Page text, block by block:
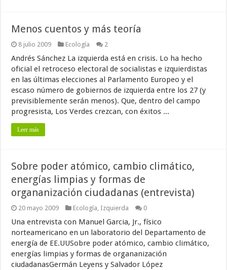
Menos cuentos y más teoría
8 julio 2009 Ecología 2
Andrés Sánchez La izquierda está en crisis. Lo ha hecho
oficial el retroceso electoral de socialistas e izquierdistas
en las últimas elecciones al Parlamento Europeo y el
escaso número de gobiernos de izquierda entre los 27 (y
previsiblemente serán menos). Que, dentro del campo
progresista, Los Verdes crezcan, con éxitos ...
Leer más
Sobre poder atómico, cambio climático,
energías limpias y formas de
organanización ciudadanas (entrevista)
20 mayo 2009 Ecología, Izquierda 0
Una entrevista con Manuel Garcia, Jr., físico
norteamericano en un laboratorio del Departamento de
energía de EE.UUSobre poder atómico, cambio climático,
energías limpias y formas de organanización
ciudadanasGermán Leyens y Salvador López